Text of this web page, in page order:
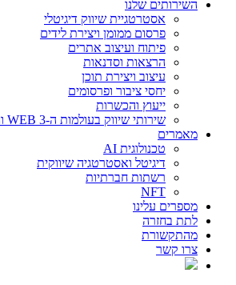
השירותים שלנו
אסטרטגיית שיווק דיגיטלי
פרסום ממומן ויצירת לידים
פיתוח ועיצוב אתרים
הרצאות וסדנאות
עיצוב ויצירת תוכן
יחסי ציבור ופרסומים
ייעוץ והכשרות
שירותי שיווק בעולמות ה-WEB 3 וה-NFT
מאמרים
טכנולוגית AI
דיגיטל ואסטרטגיה שיווקית
רשתות חברתיות
NFT
מספרים עלינו
לתת בחזרה
מהתקשורת
צרו קשר